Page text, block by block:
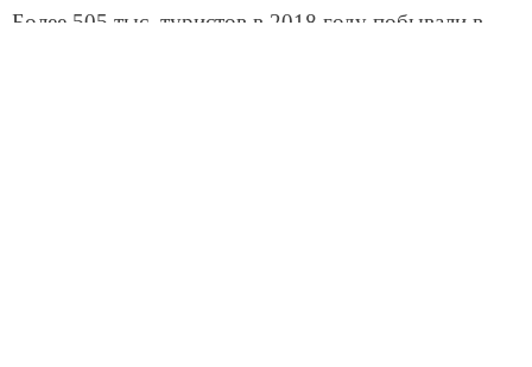
inform.ru/news/2019/02/21/643040/